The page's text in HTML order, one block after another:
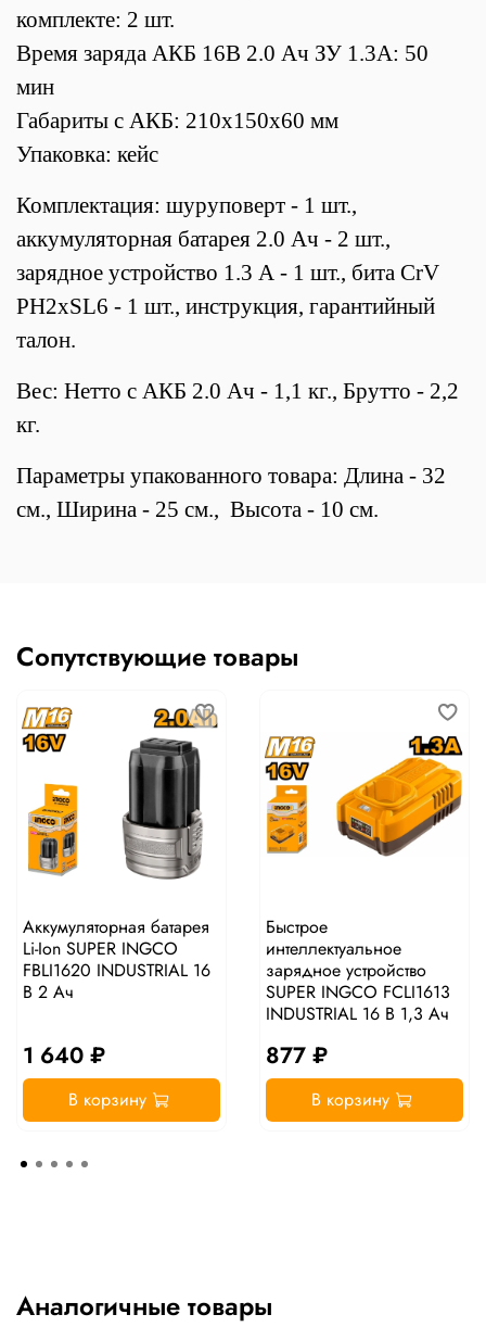
комплекте: 2 шт.
Время заряда АКБ 16В 2.0 Ач ЗУ 1.3А: 50
мин
Габариты с АКБ: 210х150х60 мм
Упаковка: кейс
Комплектация: шуруповерт - 1 шт.,
аккумуляторная батарея 2.0 Ач - 2 шт.,
зарядное устройство 1.3 А - 1 шт., бита CrV
PH2хSL6 - 1 шт., инструкция, гарантийный
талон.
Вес: Нетто с АКБ 2.0 Ач - 1,1 кг., Брутто - 2,2
кг.
Параметры упакованного товара: Длина - 32
см., Ширина - 25 см., Высота - 10 см.
Сопутствующие товары
Аккумуляторная батарея
Li-Ion SUPER INGCO
FBLI1620 INDUSTRIAL 16
В 2 Ач
1 640 ₽
В корзину
Быстрое
интеллектуальное
зарядное устройство
SUPER INGCO FCLI1613
INDUSTRIAL 16 В 1,3 Ач
877 ₽
В корзину
Аналогичные товары